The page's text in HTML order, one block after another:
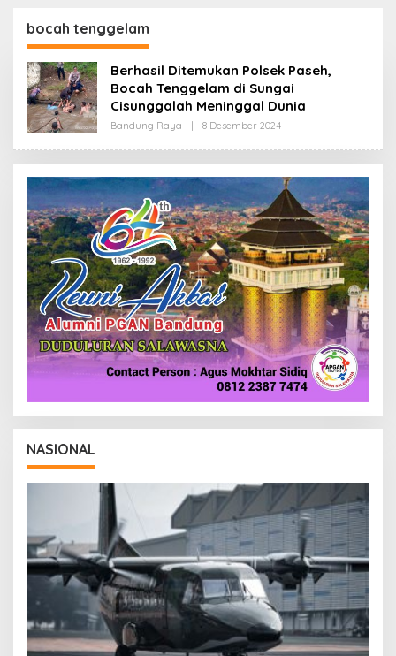
bocah tenggelam
Berhasil Ditemukan Polsek Paseh,
Bocah Tenggelam di Sungai
Cisunggalah Meninggal Dunia
Bandung Raya 8 Desember 2024
E
H
R
E
D
K
I
NASIONAL